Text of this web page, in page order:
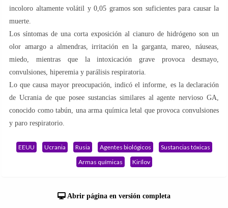
incoloro altamente volátil y 0,05 gramos son suficientes para causar la
muerte.
Los síntomas de una corta exposición al cianuro de hidrógeno son un
olor amargo a almendras, irritación en la garganta, mareo, náuseas,
miedo, mientras que la intoxicación grave provoca desmayo,
convulsiones, hiperemia y parálisis respiratoria.
Lo que causa mayor preocupación, indicó el informe, es la declaración
de Ucrania de que posee sustancias similares al agente nervioso GA,
conocido como tabún, una arma química letal que provoca convulsiones
y paro respiratorio.
EEUU Ucrania Rusia Agentes biológicos
Sustancias tóxicas
Armas químicas
Kirílov
Abrir página en versión completa